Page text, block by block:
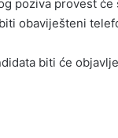
poziva provest
obaviješteni
biti će